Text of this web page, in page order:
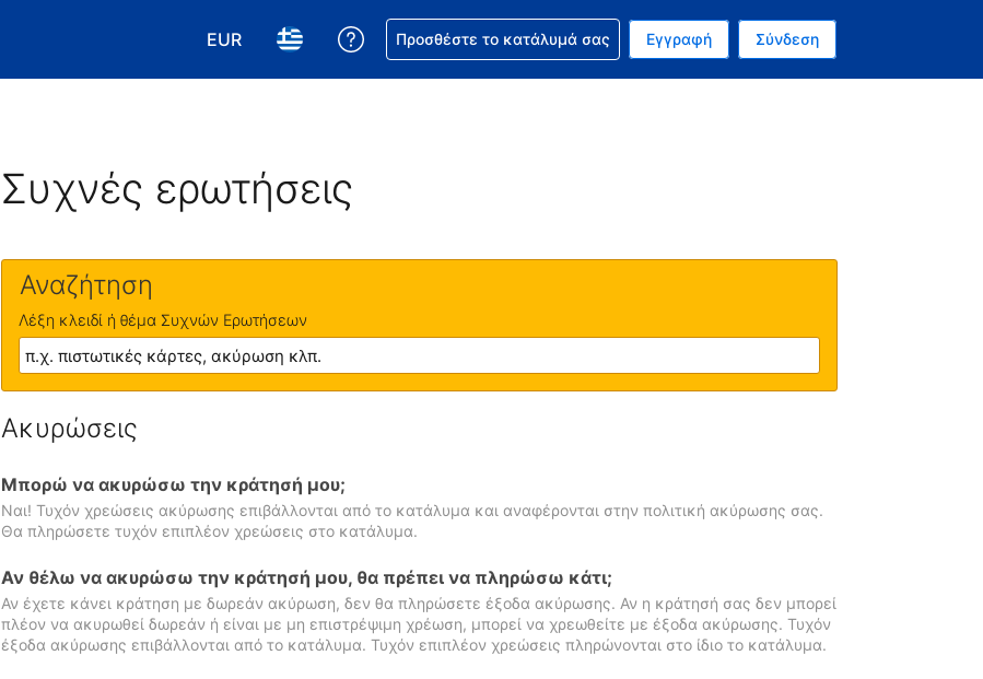
EUR
Επιλέξτε το νόμισμά σας. Το τωρινό σας νόμισμα είναι Ευρώ
Επιλέξτε τη γλώσσα σας. Η τωρινή σας γλώσσα είναι τα Ελληνικά
Βοήθεια για την κράτησή σας
Προσθέστε το κατάλυμά σας Εγγραφή Σύνδεση
Συχνές ερωτήσεις
Αναζήτηση
Λέξη κλειδί ή θέμα Συχνών Ερωτήσεων
Ακυρώσεις
Μπορώ να ακυρώσω την κράτησή μου;
Ναι! Τυχόν χρεώσεις ακύρωσης επιβάλλονται από το κατάλυμα και αναφέρονται στην πολιτική ακύρωσης σας.
Θα πληρώσετε τυχόν επιπλέον χρεώσεις στο κατάλυμα.
Αν θέλω να ακυρώσω την κράτησή μου, θα πρέπει να πληρώσω κάτι;
Αν έχετε κάνει κράτηση με δωρεάν ακύρωση, δεν θα πληρώσετε έξοδα ακύρωσης. Αν η κράτησή σας δεν μπορεί
πλέον να ακυρωθεί δωρεάν ή είναι με μη επιστρέψιμη χρέωση, μπορεί να χρεωθείτε με έξοδα ακύρωσης. Τυχόν
έξοδα ακύρωσης επιβάλλονται από το κατάλυμα. Τυχόν επιπλέον χρεώσεις πληρώνονται στο ίδιο το κατάλυμα.